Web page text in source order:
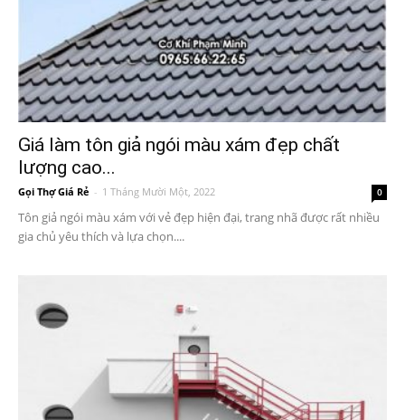
Giá làm tôn giả ngói màu xám đẹp chất
lượng cao...
Gọi Thợ Giá Rẻ - 1 Tháng Mười Một, 2022 0
Tôn giả ngói màu xám với vẻ đẹp hiện đại, trang nhã được rất nhiều
gia chủ yêu thích và lựa chọn....